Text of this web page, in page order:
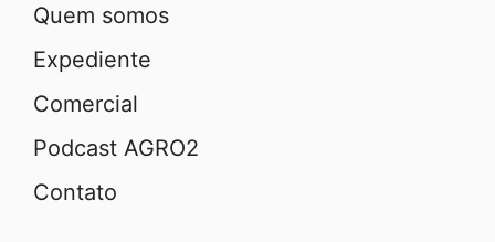
Quem somos
Expediente
Comercial
Podcast AGRO2
Contato